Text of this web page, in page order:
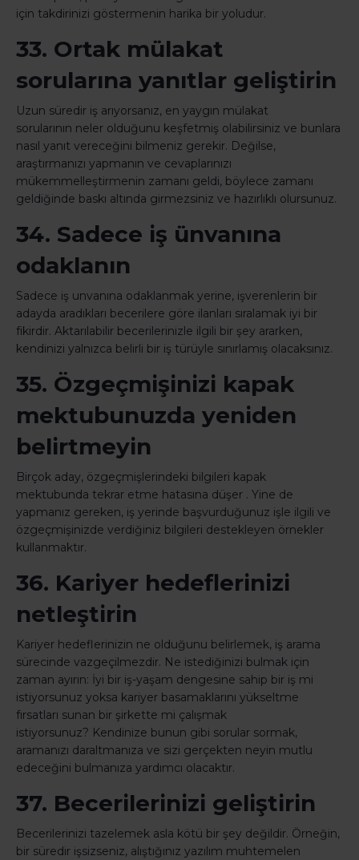
için takdirinizi göstermenin harika bir yoludur.
33. Ortak mülakat
sorularına yanıtlar geliştirin
Uzun süredir iş arıyorsanız, en yaygın mülakat
sorularının neler olduğunu keşfetmiş olabilirsiniz ve bunlara
nasıl yanıt vereceğini bilmeniz gerekir. Değilse,
araştırmanızı yapmanın ve cevaplarınızı
mükemmelleştirmenin zamanı geldi, böylece zamanı
geldiğinde baskı altında girmezsiniz ve hazırlıklı olursunuz.
34. Sadece iş ünvanına
odaklanın
Sadece iş unvanına odaklanmak yerine, işverenlerin bir
adayda aradıkları becerilere göre ilanları sıralamak iyi bir
fikirdir. Aktarılabilir becerilerinizle ilgili bir şey ararken,
kendinizi yalnızca belirli bir iş türüyle sınırlamış olacaksınız.
35. Özgeçmişinizi kapak
mektubunuzda yeniden
belirtmeyin
Birçok aday, özgeçmişlerindeki bilgileri kapak
mektubunda tekrar etme hatasına düşer . Yine de
yapmanız gereken, iş yerinde başvurduğunuz işle ilgili ve
özgeçmişinizde verdiğiniz bilgileri destekleyen örnekler
kullanmaktır.
36. Kariyer hedeflerinizi
netleştirin
Kariyer hedeflerinizin ne olduğunu belirlemek, iş arama
sürecinde vazgeçilmezdir. Ne istediğinizi bulmak için
zaman ayırın: İyi bir iş-yaşam dengesine sahip bir iş mi
istiyorsunuz yoksa kariyer basamaklarını yükseltme
fırsatları sunan bir şirkette mi çalışmak
istiyorsunuz? Kendinize bunun gibi sorular sormak,
aramanızı daraltmanıza ve sizi gerçekten neyin mutlu
edeceğini bulmanıza yardımcı olacaktır.
37. Becerilerinizi geliştirin
Becerilerinizi tazelemek asla kötü bir şey değildir. Örneğin,
bir süredir işsizseniz, alıştığınız yazılım muhtemelen